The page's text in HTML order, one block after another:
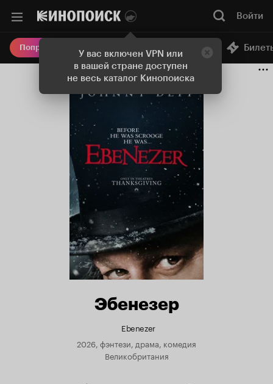
У вас включен VPN или
в вашей стране доступен
не весь каталог Кинопоиска
Войти
Попробовать Плюс Онлайн-кинотеатр
Эбенезер
Ebenezer
2026, фэнтези, драма, комедия
Великобритания